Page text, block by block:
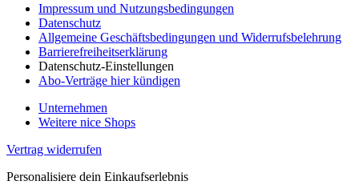
Impressum und Nutzungsbedingungen
Datenschutz
Allgemeine Geschäftsbedingungen und Widerrufsbelehrung
Barrierefreiheitserklärung
Datenschutz-Einstellungen
Abo-Verträge hier kündigen
Unternehmen
Weitere nice Shops
Vertrag widerrufen
Personalisiere dein Einkaufserlebnis